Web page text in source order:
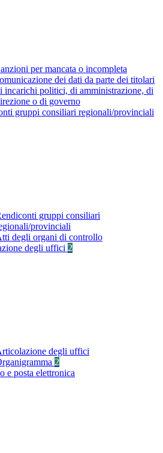
per mancata o incompleta
dei dati da parte dei titolari
incarichi politici, di amministrazione, di
o di governo
gruppi consiliari regionali/provinciali
gruppi consiliari
provinciali
degli organi di controllo
degli uffici 2
degli uffici
2
e posta elettronica